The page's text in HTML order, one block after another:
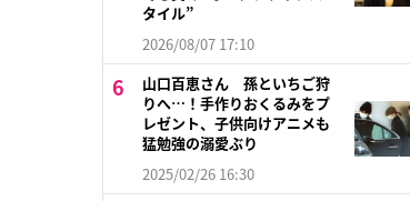
タイル”
2026/08/07 17:10
山口百恵さん 孫といちご狩
りへ…！手作りおくるみをプ
レゼント、子供向けアニメも
猛勉強の溺愛ぶり
2025/02/26 16:30